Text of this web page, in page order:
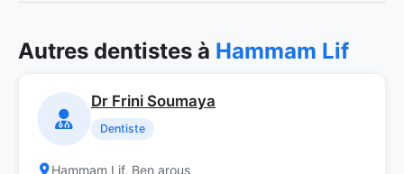
Autres dentistes à Hammam Lif
Dr Frini Soumaya
Dentiste
Hammam Lif, Ben arous